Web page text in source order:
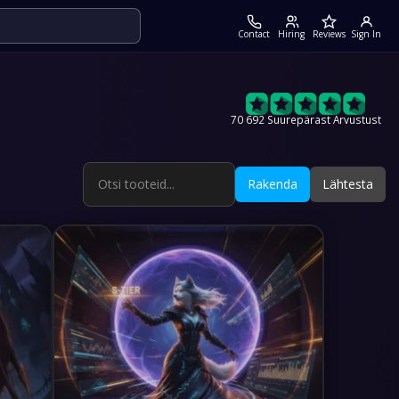
Contact Hiring Reviews Sign In
70 692 Suurepärast Arvustust
Rakenda Lähtesta